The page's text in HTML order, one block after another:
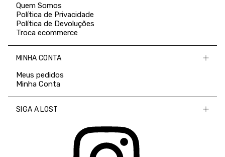
Quem Somos
Política de Privacidade
Política de Devoluções
Troca ecommerce
MINHA CONTA
Meus pedidos
Minha Conta
SIGA A LOST